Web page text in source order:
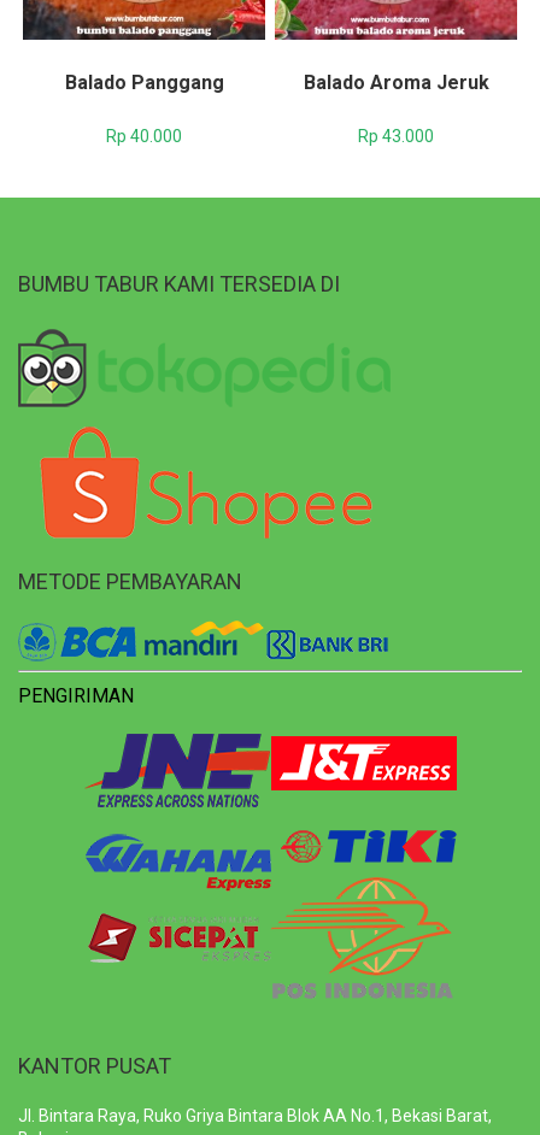
Balado Panggang
Rp 40.000
Balado Aroma Jeruk
Rp 43.000
BUMBU TABUR KAMI TERSEDIA DI
METODE PEMBAYARAN
PENGIRIMAN
KANTOR PUSAT
Jl. Bintara Raya, Ruko Griya Bintara Blok AA No.1, Bekasi Barat,